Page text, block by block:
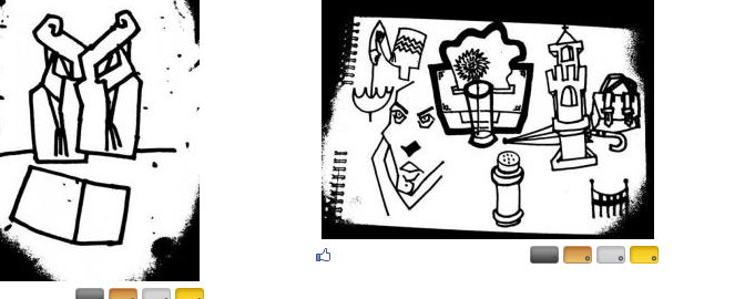
۰ ۰ ۰
۰